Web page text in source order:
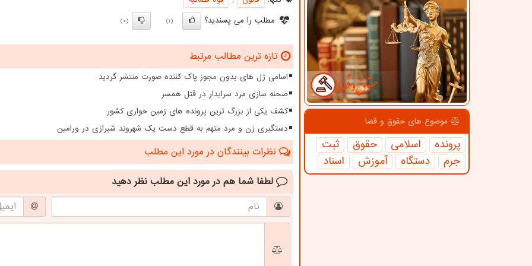
موضوع های حقوق و قضا
پرونده اسلامی حقوق
ثبت
جرم
دستگاه آموزش اسناد
مطلب را می پسندید؟
(1)
(0)
تازه ترین مطالب مرتبط
اسامی ژل های بدون مجوز پاک کننده صورت منتشر گردید
صحنه سازی مرد سرایدار در قتل همسر
کشف یکی از بزرگ ترین پرونده های زمین خواری کشور
دستگیری زن و مرد متهم به قطع دست یک شهروند شیرازی در ورامین
نظرات بینندگان در مورد این مطلب
لطفا شما هم در مورد این مطلب نظر دهید